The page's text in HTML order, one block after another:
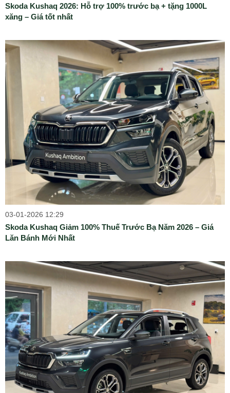
Skoda Kushaq 2026: Hỗ trợ 100% trước bạ + tặng 1000L
xăng – Giá tốt nhất
03-01-2026 12:29
Skoda Kushaq Giảm 100% Thuế Trước Bạ Năm 2026 – Giá
Lăn Bánh Mới Nhất